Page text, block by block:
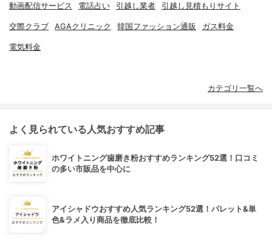
動画配信サービス 電話占い 引越し業者 引越し見積もりサイト
交際クラブ AGAクリニック 韓国ファッション通販 ガス料金
電気料金
カテゴリ一覧へ
よく見られている人気おすすめ記事
ホワイトニング歯磨き粉おすすめランキング52選！口コミ
の多い市販品を中心に
アイシャドウおすすめ人気ランキング52選！パレット&単
色&ラメ入り商品を徹底比較！